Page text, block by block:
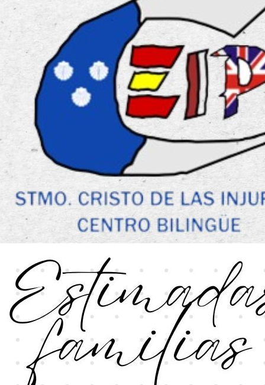
CALENDARIO
CAMPEONATO
CELEBRAMOS EL
COMEDOR ESCOLAR
COMIENZO DE
CONVOCATORIA
CONVOCATORIA DE
2019/2020
CONVOCATORIA DE
CALENDARIO
CONVOCATORIA DE
CONVOCATORIA DE
DESPEDIDA VISITA
DÍA DE LAS
ELECCIONES AL